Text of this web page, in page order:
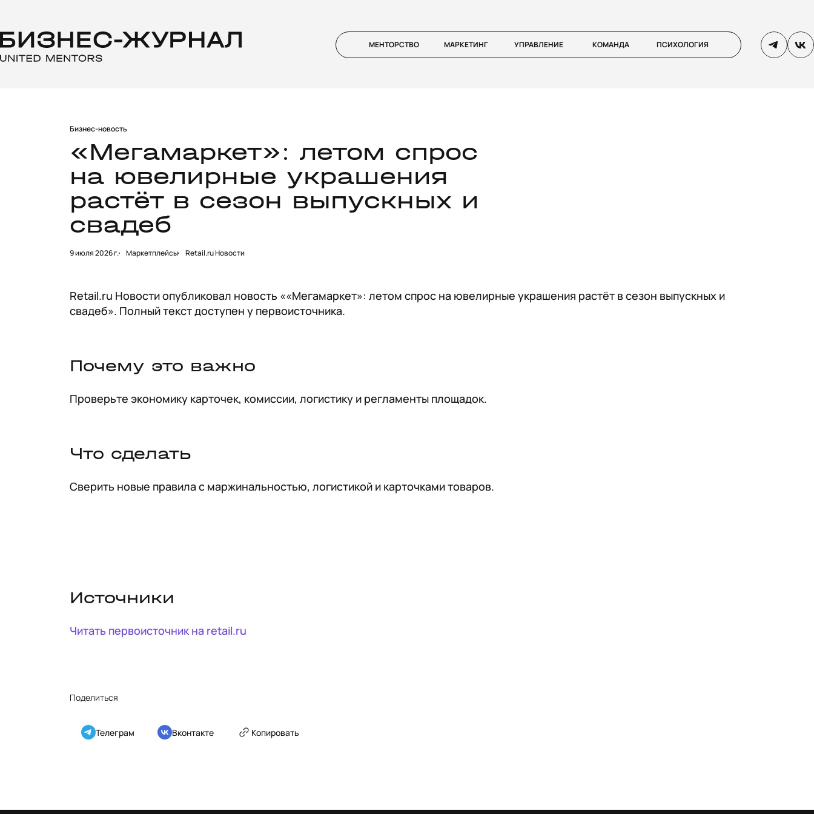
МЕНТОРСТВО МАРКЕТИНГ УПРАВЛЕНИЕ КОМАНДА ПСИХОЛОГИЯ
Бизнес-новость
«Мегамаркет»: летом спрос
на ювелирные украшения
растёт в сезон выпускных и
свадеб
9 июля 2026 г. Маркетплейсы Retail.ru Новости
Retail.ru Новости опубликовал новость ««Мегамаркет»: летом спрос на ювелирные украшения растёт в сезон выпускных и
свадеб». Полный текст доступен у первоисточника.
Почему это важно
Проверьте экономику карточек, комиссии, логистику и регламенты площадок.
Что сделать
Сверить новые правила с маржинальностью, логистикой и карточками товаров.
Источники
Читать первоисточник на retail.ru
Поделиться
Телеграм Вконтакте Копировать